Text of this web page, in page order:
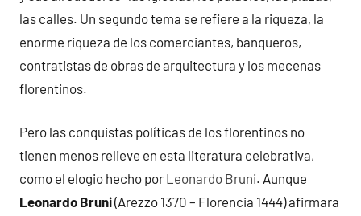
las calles. Un segundo tema se refiere a la riqueza, la
enorme riqueza de los comerciantes, banqueros,
contratistas de obras de arquitectura y los mecenas
florentinos.
Pero las conquistas políticas de los florentinos no
tienen menos relieve en esta literatura celebrativa,
como el elogio hecho por Leonardo Bruni. Aunque
Leonardo Bruni(Arezzo 1370 – Florencia 1444) afirmara